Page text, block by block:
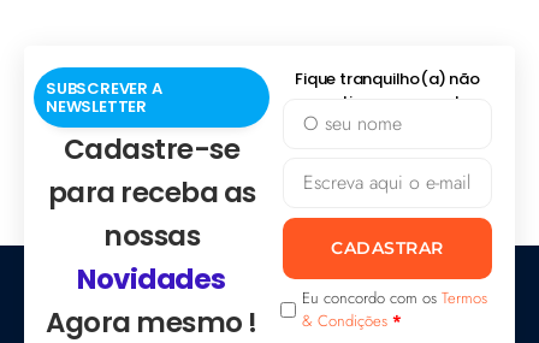
SUBSCREVER A
NEWSLETTER
Cadastre-se
para receba as
nossas
Novidades
Agora mesmo !
Fique tranquilho(a) não
praticamos spam!
CADASTRAR
Eu concordo com os Termos
& Condições *